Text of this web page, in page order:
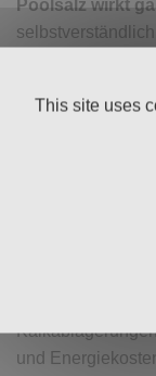
Poolsalz wirkt
komplett auf und
Salzelektrolyse-
haut- und
schont höchst
und gleichzeitig
keinerlei
und
This site uses